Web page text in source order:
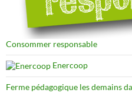
Consommer responsable
Enercoop
Ferme pédagogique les demains